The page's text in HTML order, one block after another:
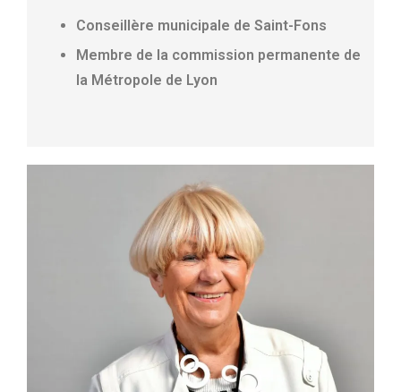
Conseillère municipale de Saint-Fons
Membre de la commission permanente de
la Métropole de Lyon